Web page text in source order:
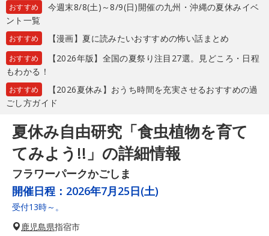
おすすめ
今週末8/8(土)～8/9(日)開催の九州・沖縄の夏休みイベ
ント一覧
おすすめ 【漫画】夏に読みたいおすすめの怖い話まとめ
おすすめ
【2026年版】全国の夏祭り注目27選。見どころ・日程
もわかる！
おすすめ
【2026夏休み】おうち時間を充実させるおすすめの過
ごし方ガイド
夏休み自由研究「食虫植物を育て
てみよう!!」の詳細情報
フラワーパークかごしま
開催日程： 2026年7月25日(土)
受付13時～。
鹿児島県指宿市